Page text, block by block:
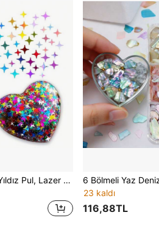
1 Kutu Holografik Yıldız Pul, Lazer Altın ve Gümüş 4 Açılı Pullar, Epoksi Reçine ve Silikon Kalıplar İçin İdeal, Kendin Yap Takı, Kolye ve El Sanatları İçin Mükemmel
23 kaldı
116,88TL